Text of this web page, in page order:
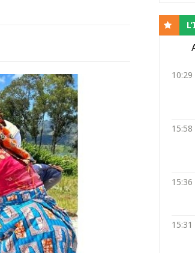
10:29
15:58
15:36
15:31